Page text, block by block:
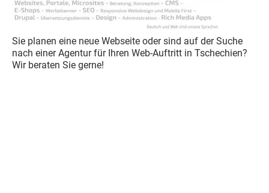
Sie planen eine neue Webseite oder sind auf der Suche
nach einer Agentur für Ihren Web-Auftritt in Tschechien?
Wir beraten Sie gerne!